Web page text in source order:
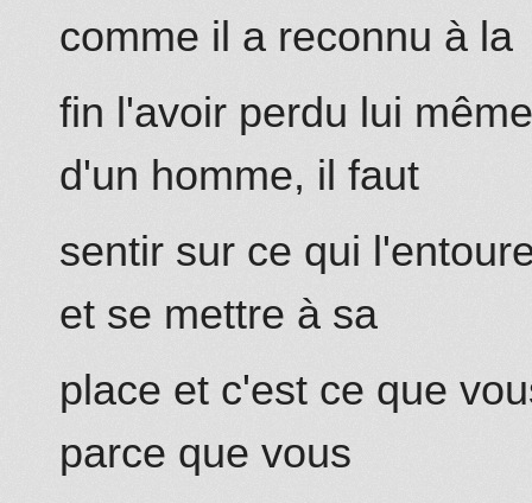
comme il a reconnu à la
fin l'avoir perdu lui
d'un homme, il faut
sentir sur ce qui
et se mettre à sa
place et c'est ce que
parce que vous